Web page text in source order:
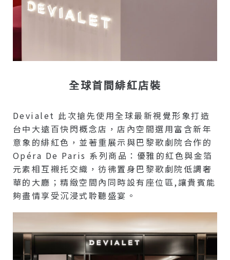
全球首間緋紅店裝
Devialet 此次搶先使用全球最新視覺形象打造
台中大遠百快閃概念店，店內空間選用富含新年
意象的緋紅色，並著重展示與巴黎歌劇院合作的
Opéra De Paris 系列商品：優雅的紅色與金箔
元素相互襯托交織，彷彿置身巴黎歌劇院低調奢
華的大廳；精緻空間內同時設有座位區,讓貴賓能
夠盡情享受沉浸式聆聽盛宴。